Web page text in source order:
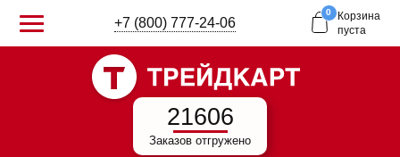
+7 (800) 777-24-06
0
Корзина
пуста
21606
Заказов отгружено